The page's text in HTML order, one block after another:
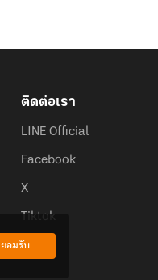
ติดต่อเรา
LINE Official
Facebook
X
Tiktok
ยอมรับ